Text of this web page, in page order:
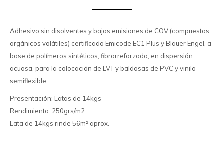
Adhesivo sin disolventes y bajas emisiones de COV (compuestos
orgánicos volátiles) certificado Emicode EC1 Plus y Blauer Engel, a
base de polímeros sintéticos, fibrorreforzado, en dispersión
acuosa, para la colocación de LVT y baldosas de PVC y vinilo
semiflexible.
Presentación: Latas de 14kgs
Rendimiento: 250grs/m2
Lata de 14kgs rinde 56m² aprox.